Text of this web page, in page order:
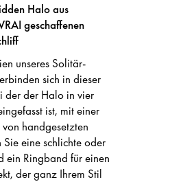
Halo aus
geschaffenen
unseres Solitär-
sich in dieser
der der Halo in vier
ist, mit einer
handgesetzten
eine schlichte oder
ein Ringband für einen
der ganz Ihrem Stil